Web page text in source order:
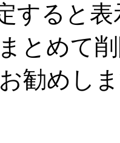
すると
とめて
勧めし